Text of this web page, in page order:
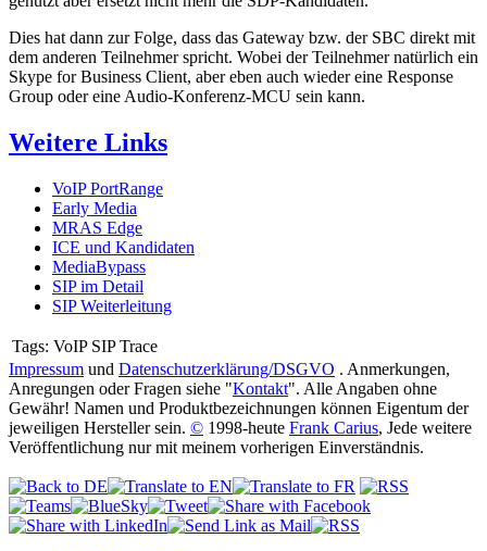
Dies hat dann zur Folge, dass das Gateway bzw. der SBC direkt mit
dem anderen Teilnehmer spricht. Wobei der Teilnehmer natürlich ein
Skype for Business Client, aber eben auch wieder eine Response
Group oder eine Audio-Konferenz-MCU sein kann.
Weitere Links
VoIP PortRange
Early Media
MRAS Edge
ICE und Kandidaten
MediaBypass
SIP im Detail
SIP Weiterleitung
Tags: VoIP SIP Trace
Impressum und Datenschutzerklärung/DSGVO . Anmerkungen,
Anregungen oder Fragen siehe "Kontakt". Alle Angaben ohne
Gewähr! Namen und Produktbezeichnungen können Eigentum der
jeweiligen Hersteller sein. © 1998-heute Frank Carius, Jede weitere
Veröffentlichung nur mit meinem vorherigen Einverständnis.